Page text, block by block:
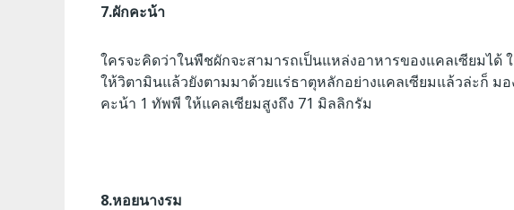
7.ผักคะน้า
ใครจะคิดว่าในพืชผักจะสามารถเป็นแหล่งอาหารของแคลเซียมได้
ให้วิตามินแล้วยังตามมาด้วยแร่ธาตุหลักอย่างแคลเซียมแล้วล่ะก็ ม
คะน้า 1 ทัพพี ให้แคลเซียมสูงถึง 71 มิลลิกรัม
8.หอยนางรม